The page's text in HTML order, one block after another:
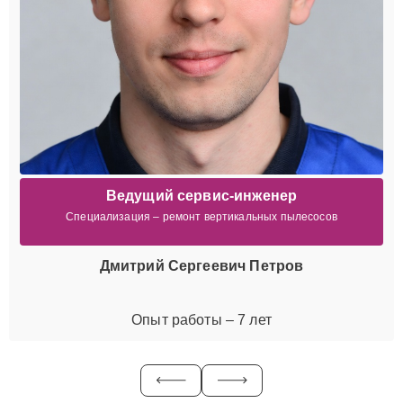
Ведущий сервис-инженер
Специализация – ремонт вертикальных пылесосов
Дмитрий Сергеевич Петров
Опыт работы – 7 лет